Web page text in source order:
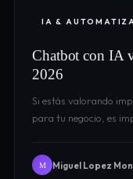
IA &
Chatbot con IA
2026
Si estás valorando
para tu negocio, es
M Miguel Lopez